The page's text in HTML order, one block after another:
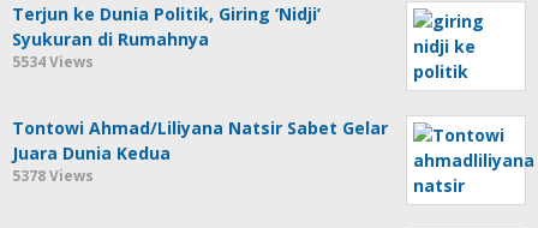
Terjun ke Dunia Politik, Giring ‘Nidji’
Syukuran di Rumahnya
5534 Views
Tontowi Ahmad/Liliyana Natsir Sabet Gelar
Juara Dunia Kedua
5378 Views